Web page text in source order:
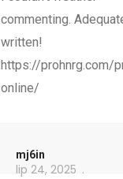
commenting.
written!
https://prohnrg.com/
online/
mj6in
lip 24, 2025